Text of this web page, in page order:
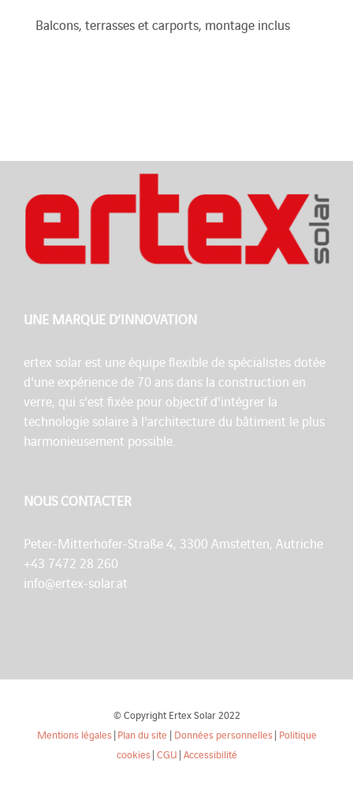
Balcons, terrasses et carports, montage inclus
UNE MARQUE D’INNOVATION
ertex solar est une équipe flexible de spécialistes dotée
d'une expérience de 70 ans dans la construction en
verre, qui s'est fixée pour objectif d'intégrer la
technologie solaire à l'architecture du bâtiment le plus
harmonieusement possible.
NOUS CONTACTER
Peter-Mitterhofer-Straße 4, 3300 Amstetten, Autriche
+43 7472 28 260
info@ertex-solar.at
© Copyright Ertex Solar 2022
Mentions légales|Plan du site | Données personnelles| Politique
cookies|CGU |Accessibilité